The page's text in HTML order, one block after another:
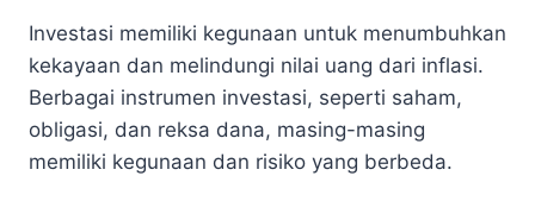
Investasi memiliki kegunaan untuk menumbuhkan
kekayaan dan melindungi nilai uang dari inflasi.
Berbagai instrumen investasi, seperti saham,
obligasi, dan reksa dana, masing-masing
memiliki kegunaan dan risiko yang berbeda.